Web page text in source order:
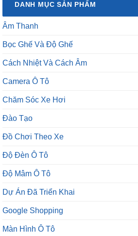
DANH MỤC SẢN PHẨM
Âm Thanh
Bọc Ghế Và Độ Ghế
Cách Nhiệt Và Cách Âm
Camera Ô Tô
Chăm Sóc Xe Hơi
Đào Tạo
Đồ Chơi Theo Xe
Độ Đèn Ô Tô
Độ Mâm Ô Tô
Dự Án Đã Triển Khai
Google Shopping
Màn Hình Ô Tô